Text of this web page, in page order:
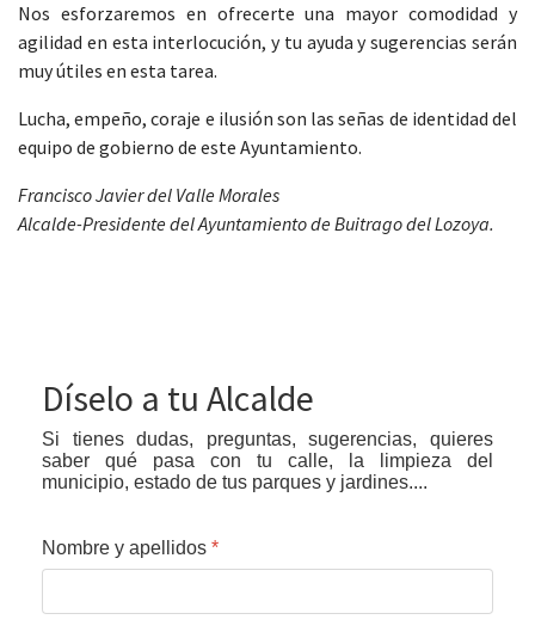
Nos esforzaremos en ofrecerte una mayor comodidad y
agilidad en esta interlocución, y tu ayuda y sugerencias serán
muy útiles en esta tarea.
Lucha, empeño, coraje e ilusión son las señas de identidad del
equipo de gobierno de este Ayuntamiento.
Francisco Javier del Valle Morales
Alcalde-Presidente del Ayuntamiento de Buitrago del Lozoya.
Díselo a tu Alcalde
Si tienes dudas, preguntas, sugerencias, quieres
saber qué pasa con tu calle, la limpieza del
municipio, estado de tus parques y jardines....
Nombre y apellidos *